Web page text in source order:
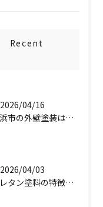
Recent
2026/04/16
横浜市の外壁塗装はステップ塗装にお任せください！
2026/04/03
ウレタン塗料の特徴とは？密着性や光沢のメリットと注意点を解説！